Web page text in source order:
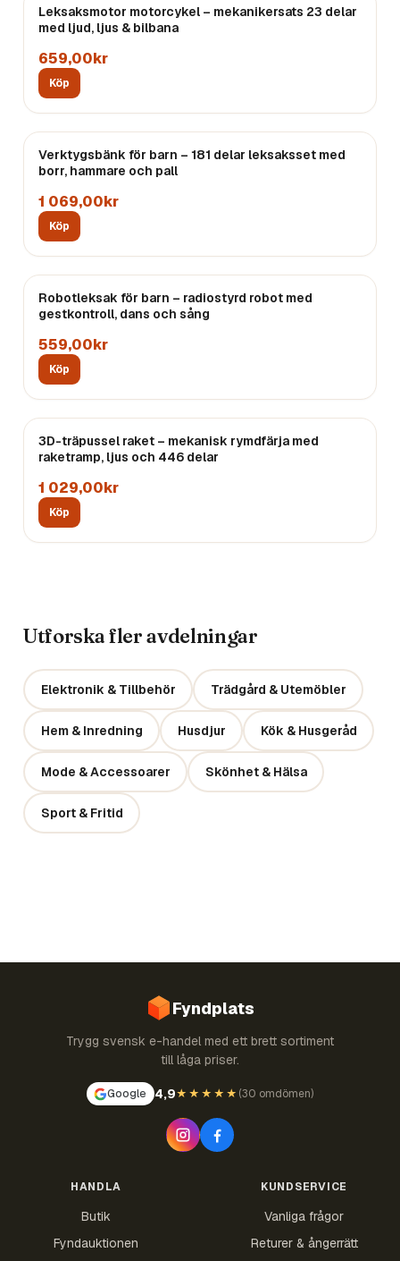
Leksaksmotor motorcykel – mekanikersats 23 delar
med ljud, ljus & bilbana
659,00kr
Köp
Verktygsbänk för barn – 181 delar leksaksset med
borr, hammare och pall
1 069,00kr
Köp
Robotleksak för barn – radiostyrd robot med
gestkontroll, dans och sång
559,00kr
Köp
3D-träpussel raket – mekanisk rymdfärja med
raketramp, ljus och 446 delar
1 029,00kr
Köp
Utforska fler avdelningar
Elektronik & Tillbehör Trädgård & Utemöbler
Hem & Inredning Husdjur Kök & Husgeråd
Mode & Accessoarer Skönhet & Hälsa
Sport & Fritid
Fyndplats
Trygg svensk e-handel med ett brett sortiment
till låga priser.
Google 4,9★★★★★ (30 omdömen)
HANDLA
Butik
Fyndauktionen
KUNDSERVICE
Vanliga frågor
Returer & ångerrätt